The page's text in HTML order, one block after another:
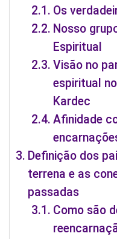
Os
Nosso
Espiritual
Visão no
espiritual
Kardec
Afinidade
Definição dos
terrena e as
passadas
Como são